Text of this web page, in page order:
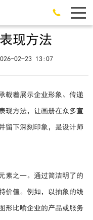
现方法
02-23 13:07
载着展示企业形象、传递
现方法，让画册在众多宣
留下深刻印象，是设计师
素之一。通过简洁明了的
价值。例如，以抽象的线
形比喻企业的产品或服务